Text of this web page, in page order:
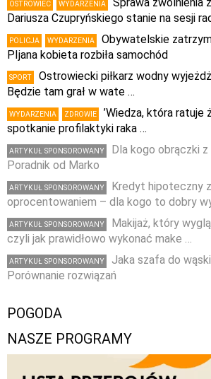
OSTROWIEC WYDARZENIA
Dariusza Czupryńskiego stanie na sesji
POLICJA WYDARZENIA
Obywatelskie
PIjana kobieta rozbiła samochód
SPORT
Ostrowiecki piłkarz wodny
Będzie tam grał w wate …
WYDARZENIA ZDROWIE
’Wiedza, która ratuje
spotkanie profilaktyki raka …
ARTYKUŁ SPONSOROWANY
Dla kogo obrączki z
Poradnik od Marko
ARTYKUŁ SPONSOROWANY
Kredyt hipoteczny
oprocentowaniem – dla kogo to dobry
ARTYKUŁ SPONSOROWANY
Makijaż, który
czyli jak prawidłowo wykonać make …
ARTYKUŁ SPONSOROWANY
Jaka szafa do
Porównanie rozwiązań
POGODA
NASZE PROGRAMY